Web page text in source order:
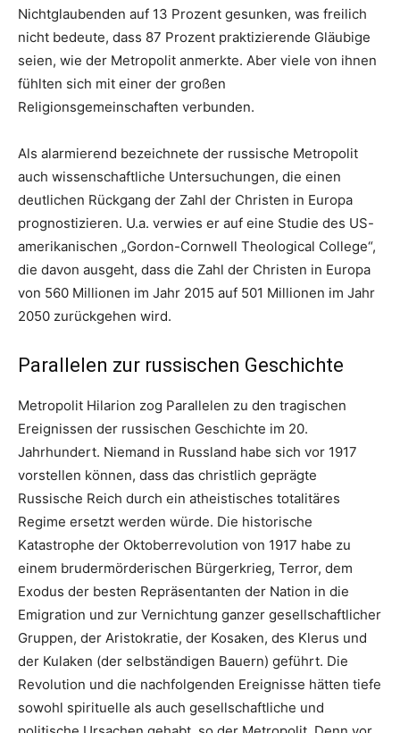
Nichtglaubenden auf 13 Prozent gesunken, was freilich
nicht bedeute, dass 87 Prozent praktizierende Gläubige
seien, wie der Metropolit anmerkte. Aber viele von ihnen
fühlten sich mit einer der großen
Religionsgemeinschaften verbunden.
Als alarmierend bezeichnete der russische Metropolit
auch wissenschaftliche Untersuchungen, die einen
deutlichen Rückgang der Zahl der Christen in Europa
prognostizieren. U.a. verwies er auf eine Studie des US-
amerikanischen „Gordon-Cornwell Theological College“,
die davon ausgeht, dass die Zahl der Christen in Europa
von 560 Millionen im Jahr 2015 auf 501 Millionen im Jahr
2050 zurückgehen wird.
Parallelen zur russischen Geschichte
Metropolit Hilarion zog Parallelen zu den tragischen
Ereignissen der russischen Geschichte im 20.
Jahrhundert. Niemand in Russland habe sich vor 1917
vorstellen können, dass das christlich geprägte
Russische Reich durch ein atheistisches totalitäres
Regime ersetzt werden würde. Die historische
Katastrophe der Oktoberrevolution von 1917 habe zu
einem brudermörderischen Bürgerkrieg, Terror, dem
Exodus der besten Repräsentanten der Nation in die
Emigration und zur Vernichtung ganzer gesellschaftlicher
Gruppen, der Aristokratie, der Kosaken, des Klerus und
der Kulaken (der selbständigen Bauern) geführt. Die
Revolution und die nachfolgenden Ereignisse hätten tiefe
sowohl spirituelle als auch gesellschaftliche und